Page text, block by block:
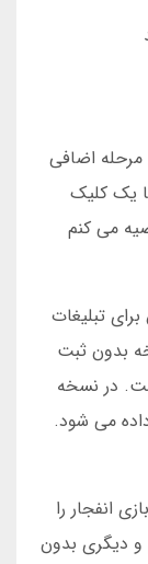
هیچ مرحله اضافی
یک کلیک
می کنم
تبلیغات
بدون ثبت
در نسخه
داده می شود.
انفجار را
و دیگری بدون